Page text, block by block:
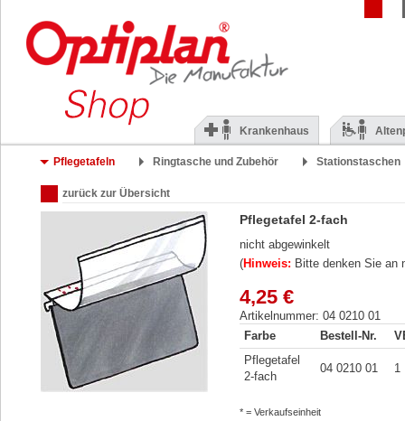
Krankenhaus
Pflegetafeln Ringtasche und Zubehör Stationstaschen
zurück zur Übersicht
Pflegetafel 2-fach
nicht abgewinkelt
(Hinweis: Bitte denken Sie an
4,25 €
Artikelnummer: 04 0210 01
Farbe
Bestell-Nr.
Pflegetafel
2-fach
04 0210 01 1
* = Verkaufseinheit